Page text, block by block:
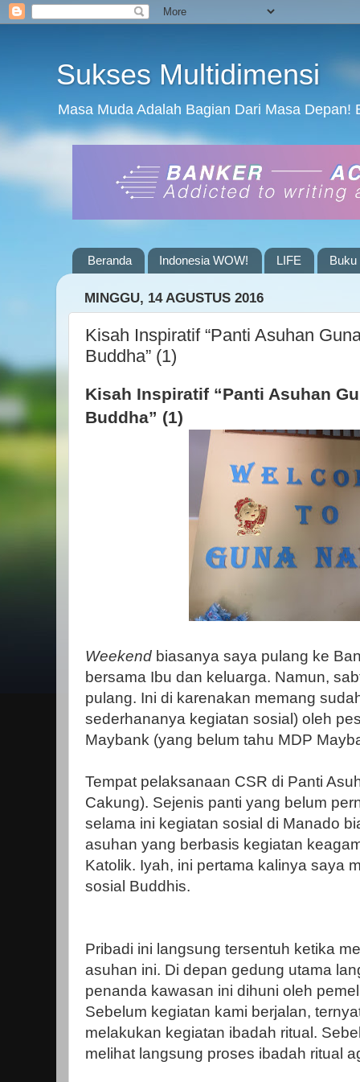
Sukses Multidimensi
Masa Muda Adalah Bagian Dari Masa Depan!
Beranda Indonesia WOW! LIFE Buku
MINGGU, 14 AGUSTUS 2016
Kisah Inspiratif “Panti Asuhan
Buddha” (1)
Kisah Inspiratif “Panti Asuhan
Buddha” (1)
Weekend biasanya saya pulang ke
bersama Ibu dan keluarga. Namun,
pulang. Ini di karenakan memang
sederhananya kegiatan sosial) oleh
Maybank (yang belum tahu MDP
Tempat pelaksanaan CSR di Panti
Cakung). Sejenis panti yang belum
selama ini kegiatan sosial di Manado
asuhan yang berbasis kegiatan
Katolik. Iyah, ini pertama kalinya saya
sosial Buddhis.
Pribadi ini langsung tersentuh ketika
asuhan ini. Di depan gedung utama
penanda kawasan ini dihuni oleh
Sebelum kegiatan kami berjalan,
melakukan kegiatan ibadah ritual.
melihat langsung proses ibadah ritual